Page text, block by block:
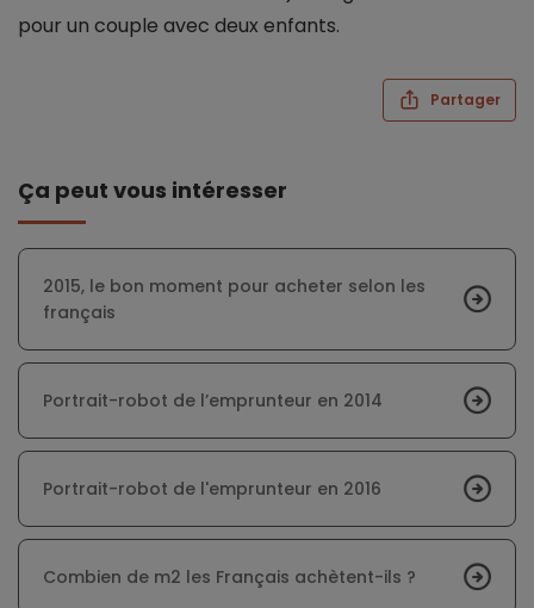
pour un couple avec deux enfants.
Partager
Ça peut vous intéresser
2015, le bon moment pour acheter selon les
français
Portrait-robot de l’emprunteur en 2014
Portrait-robot de l'emprunteur en 2016
Combien de m2 les Français achètent-ils ?